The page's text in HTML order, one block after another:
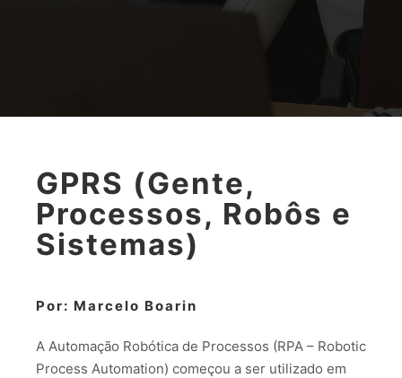
GPRS (Gente,
Processos, Robôs e
Sistemas)
Por: Marcelo Boarin
A Automação Robótica de Processos (RPA – Robotic
Process Automation) começou a ser utilizado em